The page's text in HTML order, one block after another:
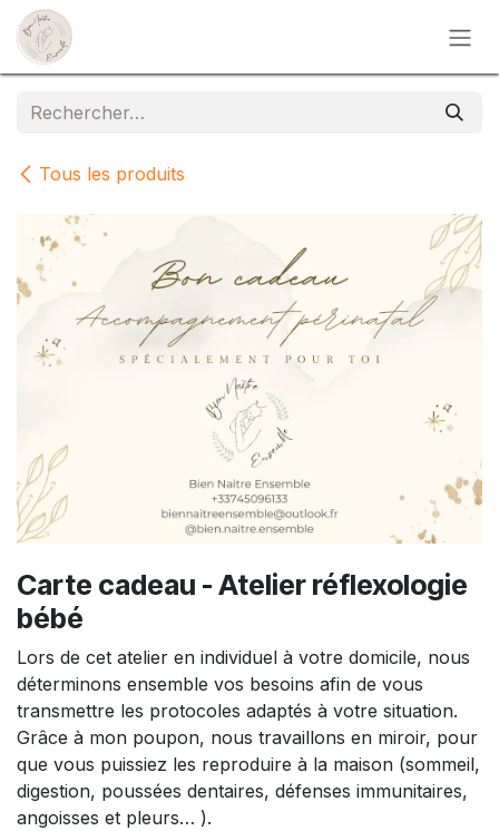
Se rendre au contenu
Tous les produits
Carte cadeau - Atelier réflexologie
bébé
​Lors de cet atelier en individuel à votre domicile, nous
déterminons ensemble vos besoins afin de vous
transmettre les protocoles adaptés à votre situation.
Grâce à mon poupon, nous travaillons en miroir, pour
que vous puissiez les reproduire à la maison (sommeil,
digestion, poussées dentaires, défenses immunitaires,
angoisses et pleurs… ).